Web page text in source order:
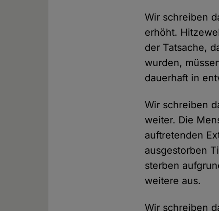
Wir schreiben
erhöht.
der Tatsache,
wurden,
dauerhaft in
Wir schreiben
weiter. Die
auftretenden
ausgestorben
sterben
weitere aus.
Wir schreiben